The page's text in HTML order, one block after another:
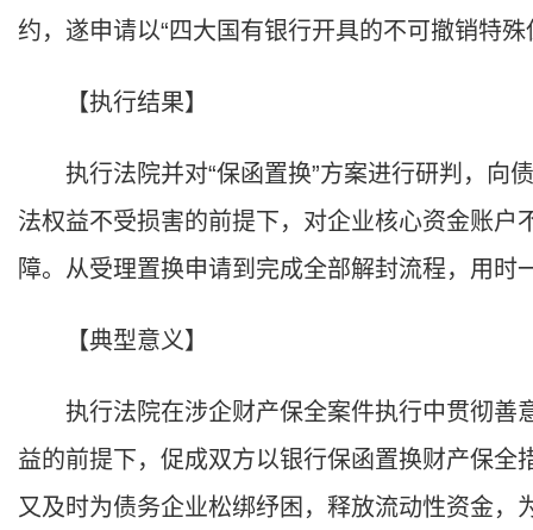
约，遂申请以“四大国有银行开具的不可撤销特
【执行结果】
执行法院并对“保函置换”方案进行研判，向
法权益不受损害的前提下，对企业核心资金账
障。从受理置换申请到完成全部解封流程，用时
【典型意义】
执行法院在涉企财产保全案件执行中贯彻善
益的前提下，促成双方以银行保函置换财产保
又及时为债务企业松绑纾困，释放流动性资金，